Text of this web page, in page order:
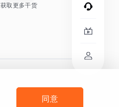
获取更多干货
法律声明及隐私条款
同意